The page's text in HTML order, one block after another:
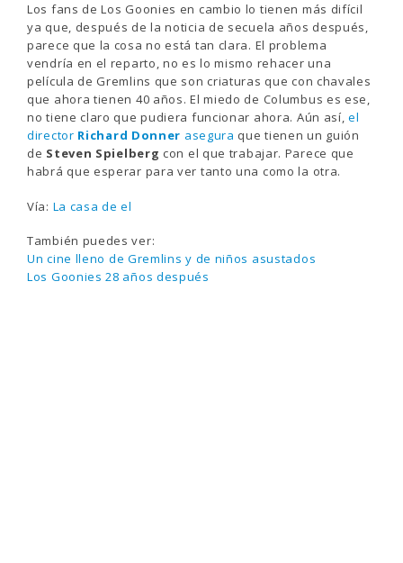
Los fans de Los Goonies en cambio lo tienen más difícil
ya que, después de la noticia de secuela años después,
parece que la cosa no está tan clara. El problema
vendría en el reparto, no es lo mismo rehacer una
película de Gremlins que son criaturas que con chavales
que ahora tienen 40 años. El miedo de Columbus es ese,
no tiene claro que pudiera funcionar ahora. Aún así,el
director Richard Donner asegura que tienen un guión
de Steven Spielberg con el que trabajar. Parece que
habrá que esperar para ver tanto una como la otra.
Vía: La casa de el
También puedes ver:
Un cine lleno de Gremlins y de niños asustados
Los Goonies 28 años después